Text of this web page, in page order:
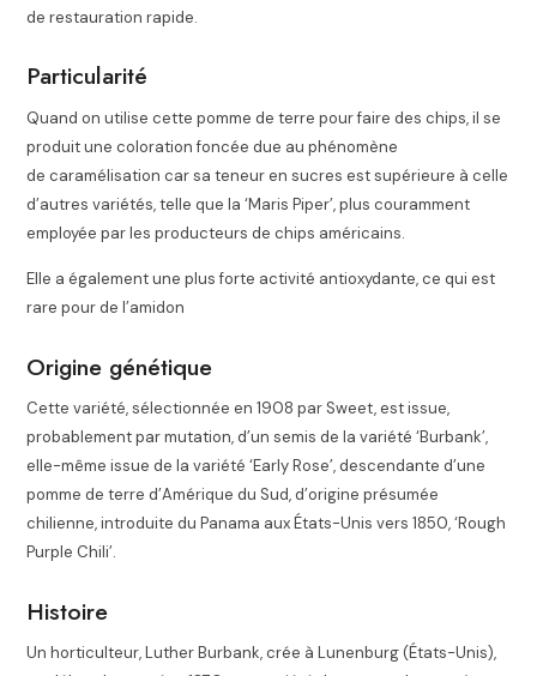
de restauration rapide.
Particularité
Quand on utilise cette pomme de terre pour faire des chips, il se
produit une coloration foncée due au phénomène
de caramélisation car sa teneur en sucres est supérieure à celle
d’autres variétés, telle que la ‘Maris Piper’, plus couramment
employée par les producteurs de chips américains.
Elle a également une plus forte activité antioxydante, ce qui est
rare pour de l’amidon
Origine génétique
Cette variété, sélectionnée en 1908 par Sweet, est issue,
probablement par mutation, d’un semis de la variété ‘Burbank’,
elle-même issue de la variété ‘Early Rose’, descendante d’une
pomme de terre d’Amérique du Sud, d’origine présumée
chilienne, introduite du Panama aux États-Unis vers 1850, ‘Rough
Purple Chili’.
Histoire
Un horticulteur, Luther Burbank, crée à Lunenburg (États-Unis),